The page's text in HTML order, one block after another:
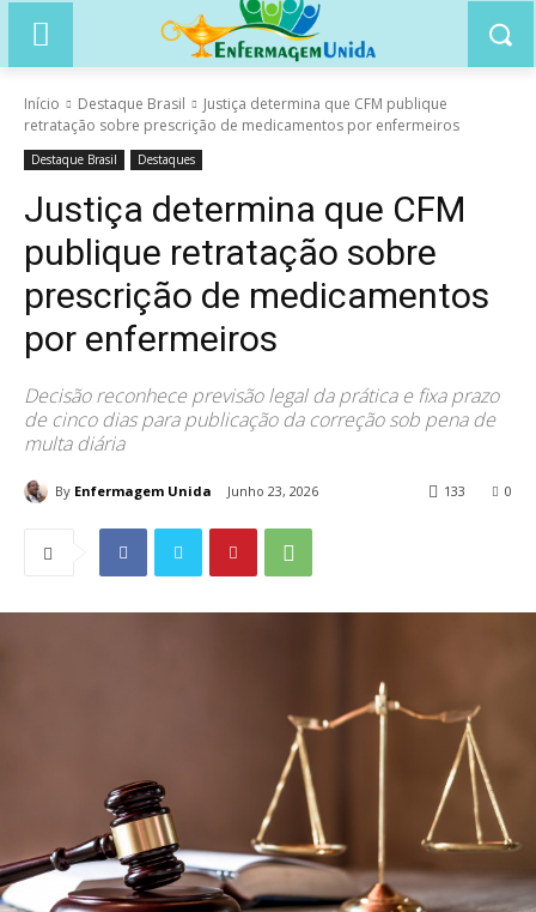
Início Destaque Brasil
Justiça determina que CFM publique
retratação sobre prescrição de medicamentos por enfermeiros
Destaque Brasil Destaques
Justiça determina que CFM
publique retratação sobre
prescrição de medicamentos
por enfermeiros
Decisão reconhece previsão legal da prática e fixa prazo
de cinco dias para publicação da correção sob pena de
multa diária
By Enfermagem Unida Junho 23, 2026 0
133